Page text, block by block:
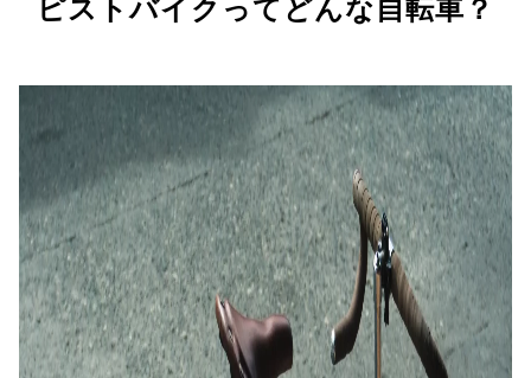
ピストバイクってどんな自転車？